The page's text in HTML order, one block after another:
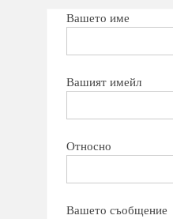
Вашето име
Вашият имейл
Относно
Вашето съобщение